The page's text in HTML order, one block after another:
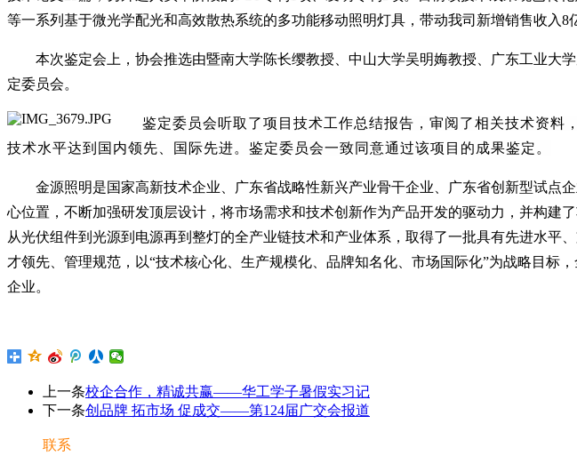
等一系列基于微光学配光和高效散热系统的多功能移动照明灯具，带动我司新增销售收入8
本次鉴定会上，协会推选由暨南大学陈长缨教授、中山大学吴明娒教授、广东工业大
定委员会。
鉴定委员会听取了项目技术工作总结报告，审阅了相关技术资
技术水平达到国内领先、国际先进。鉴定委员会一致同意通过该项目的成果鉴定。
金源照明是国家高新技术企业、广东省战略性新兴产业骨干企业、广东省创新型试
心位置，不断加强研发顶层设计，将市场需求和技术创新作为产品开发的驱动力，并构
从光伏组件到光源到电源再到整灯的全产业链技术和产业体系，取得了一批具有先进水
才领先、管理规范，以“技术核心化、生产规模化、品牌知名化、市场国际化”为战略目
企业。
上一条校企合作，精诚共赢——华工学子暑假实习记
下一条创品牌 拓市场 促成交——第124届广交会报道
联系